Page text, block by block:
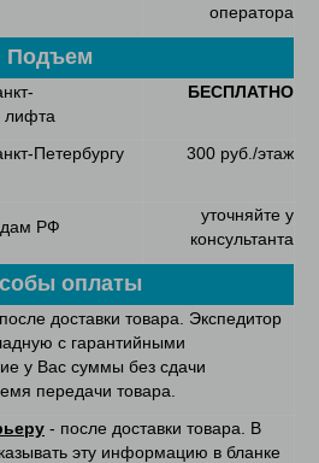
оператора
Подъем
лифта
БЕСПЛАТНО
Петербургу
300 руб./этаж
РФ
уточняйте у
консультанта
оплаты
доставки товара. Экспедитор
с гарантийными
у Вас суммы без сдачи
передачи товара.
- после доставки товара. В
эту информацию в бланке